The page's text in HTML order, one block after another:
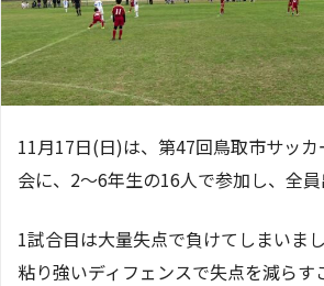
11月17日(日)は、第47回鳥取市サッ
会に、2～6年生の16人で参加し、全員
1試合目は大量失点で負けてしまいま
粘り強いディフェンスで失点を減らす